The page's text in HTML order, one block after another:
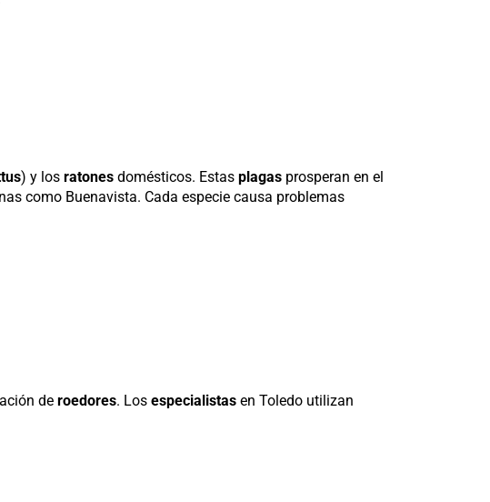
) y los ratones domésticos. Estas plagas prosperan en el
como Buenavista. Cada especie causa problemas
de roedores. Los especialistas en Toledo utilizan